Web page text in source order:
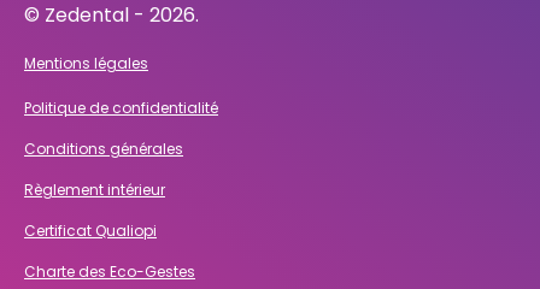
© Zedental - 2026.
Mentions légales
Politique de confidentialité
Conditions générales
Règlement intérieur
Certificat Qualiopi
Charte des Eco-Gestes